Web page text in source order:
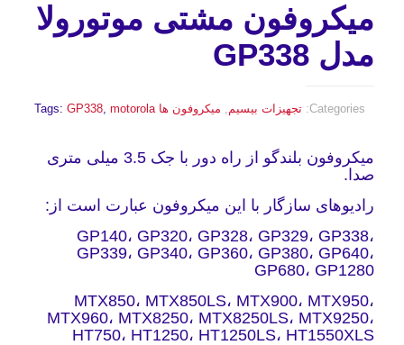
میکروفون مشتی موتورولا
مدل GP338
میکروفون بلندگو از راه دور با جک 3.5 میلی متری
صدا.
رادیوهای سازگار با این میکروفون عبارت است از:
GP140، GP320، GP328، GP329، GP338،
GP339، GP340، GP360، GP380، GP640،
GP680، GP1280
MTX850، MTX850LS، MTX900، MTX950،
MTX960، MTX8250، MTX8250LS، MTX9250،
HT750، HT1250، HT1250LS، HT1550XLS
Categories: تجهیزات بیسیم, میکروفون ها Tags: GP338, motorola